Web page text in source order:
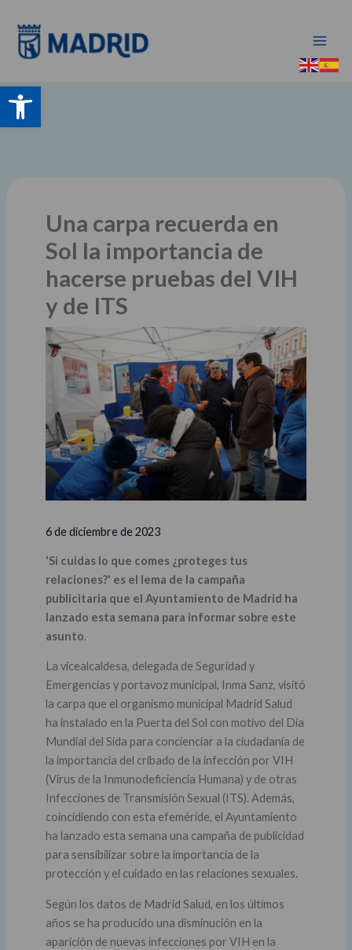
Abrir barra de herramientas
contenido
Una carpa recuerda en
Sol la importancia de
hacerse pruebas del VIH
y de ITS
6 de diciembre de 2023
'Si cuidas lo que comes ¿proteges tus
relaciones?' es el lema de la campaña
publicitaria que el Ayuntamiento de Madrid ha
lanzado esta semana para informar sobre este
asunto.
La vicealcaldesa, delegada de Seguridad y
Emergencias y portavoz municipal, Inma Sanz, visitó
la carpa que el organismo municipal Madrid Salud
ha instalado en la Puerta del Sol con motivo del Día
Mundial del Sida para concienciar a la ciudadanía de
la importancia del cribado de la infección por VIH
(Virus de la Inmunodeficiencia Humana) y de otras
Infecciones de Transmisión Sexual (ITS). Además,
coincidiendo con esta efeméride, el Ayuntamiento
ha lanzado esta semana una campaña de publicidad
para sensibilizar sobre la importancia de la
protección y el cuidado en las relaciones sexuales.
Según los datos de Madrid Salud, en los últimos
años se ha producido una disminución en la
aparición de nuevas infecciones por VIH en la